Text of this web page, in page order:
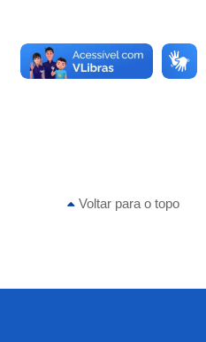
Voltar para o topo